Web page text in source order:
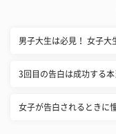
男子大生は必見！ 女子大
3回目の告白は成功する
女子が告白されるときに